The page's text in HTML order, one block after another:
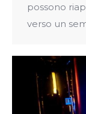
possono
verso un